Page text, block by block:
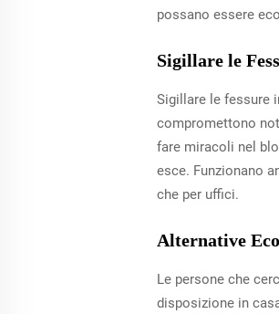
possano essere
Sigillare le
Sigillare le fessure
compromettono
fare miracoli nel
esce. Funzionano
che per uffici.
Alternative
Le persone che
disposizione in